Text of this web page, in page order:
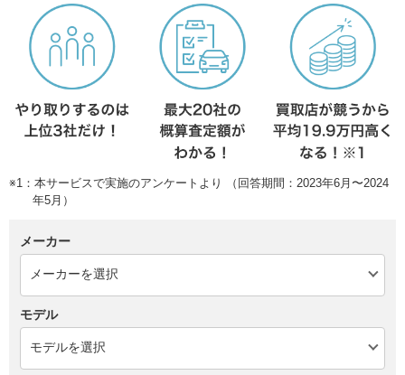
※1：本サービスで実施のアンケートより （回答期間：2023年6月〜2024
年5月）
メーカー
モデル